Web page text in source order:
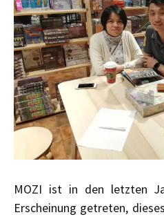
MOZI ist in den letzten
Erscheinung getreten,